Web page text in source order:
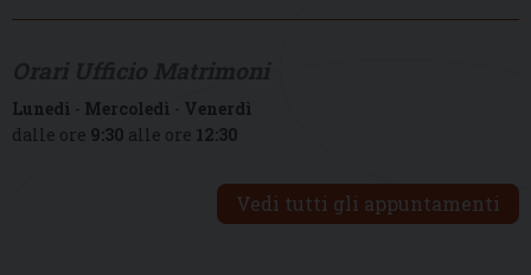
Lunedì - Mercoledì - Venerdì
dalle ore 9:30 alle ore 12:30
Vedi tutti gli appuntamenti